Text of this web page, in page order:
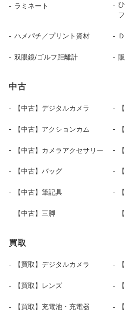
ラミネート
ハメパチ／プリント資材
双眼鏡/ゴルフ距離計
中古
【中古】デジタルカメラ
【中古】アクションカム
【中古】カメラアクセサリー
【中古】バッグ
【中古】筆記具
【中古】三脚
買取
【買取】デジタルカメラ
【買取】レンズ
【買取】充電池・充電器